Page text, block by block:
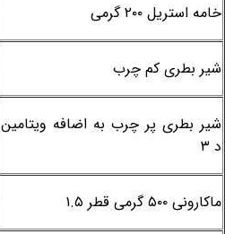
خامه استریل ۲۰۰ گرمی
شیر بطری کم چرب
شیر بطری پر چرب به اضافه ویتامین
د ۳
ماکارونی ۵۰۰ گرمی قطر ۱.۵